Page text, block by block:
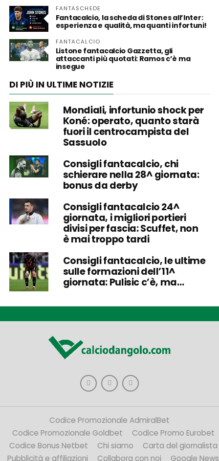
FANTASCHEDE
Fantacalcio, la scheda di Stones all’Inter:
esperienza e qualità, ma quanti infortuni!
FANTACALCIO
Listone fantacalcio Gazzetta, gli
attaccanti più quotati: Ramos c’è ma
insegue
DI PIÙ IN ULTIME NOTIZIE
Mondiali, infortunio shock per
Koné: operato, quanto starà
fuori il centrocampista del
Sassuolo
Consigli fantacalcio, chi
schierare nella 28^ giornata:
bonus da derby
Consigli fantacalcio 24^
giornata, i migliori portieri
divisi per fascia: Scuffet, non
è mai troppo tardi
Consigli fantacalcio, le ultime
sulle formazioni dell’11^
giornata: Pulisic c’è, ma…
Codice Promozionale AdmiralBet
Codice Promozionale Goldbet
Codice Promo Eurobet
Codice Bonus Netbet
Chi siamo
Carta del giornalista
Pubblicità e affiliazioni
Collabora con noi Google News